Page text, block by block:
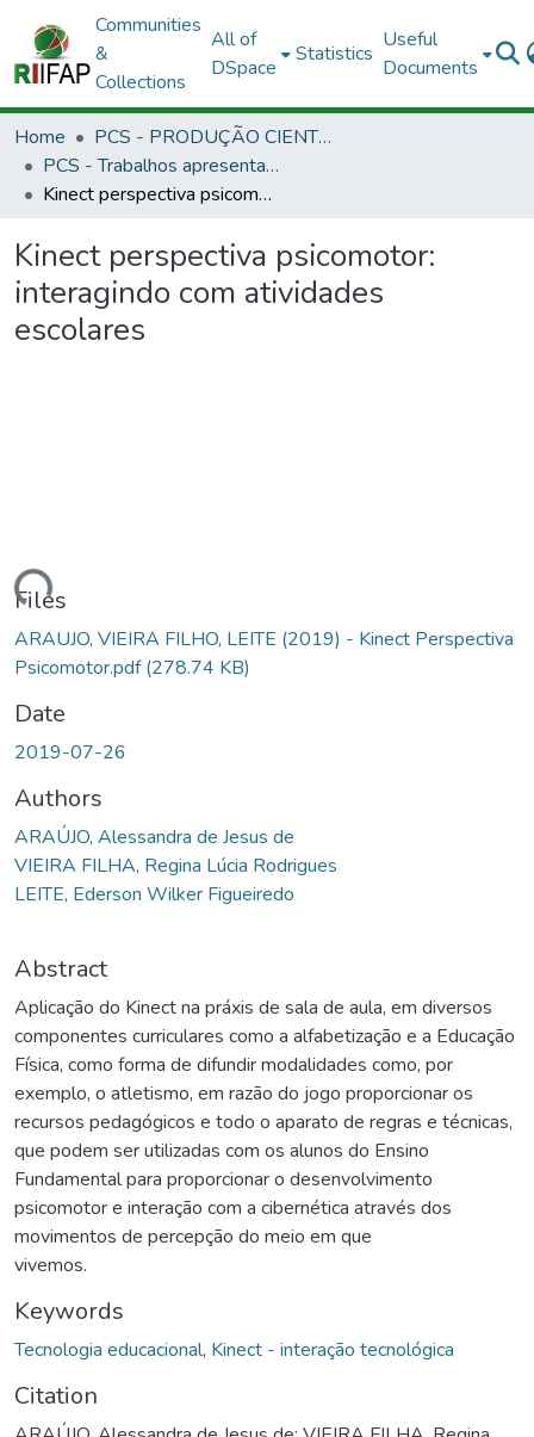
Communities
&
Collections
All of
DSpace
Statistics
Useful
Documents
Home
PCS - PRODUÇÃO CIENTÍFICA DOS SERVIDORES
PCS - Trabalhos apresentados em eventos
Kinect perspectiva psicomotor: interagindo com atividades escolares
Kinect perspectiva psicomotor:
interagindo com atividades
escolares
Files
ARAUJO, VIEIRA FILHO, LEITE (2019) - Kinect Perspectiva
Psicomotor.pdf(278.74 KB)
Date
2019-07-26
Authors
ARAÚJO, Alessandra de Jesus de
VIEIRA FILHA, Regina Lúcia Rodrigues
LEITE, Ederson Wilker Figueiredo
Abstract
Aplicação do Kinect na práxis de sala de aula, em diversos
componentes curriculares como a alfabetização e a Educação
Física, como forma de difundir modalidades como, por
exemplo, o atletismo, em razão do jogo proporcionar os
recursos pedagógicos e todo o aparato de regras e técnicas,
que podem ser utilizadas com os alunos do Ensino
Fundamental para proporcionar o desenvolvimento
psicomotor e interação com a cibernética através dos
movimentos de percepção do meio em que
vivemos.
Keywords
Tecnologia educacional, Kinect - interação tecnológica
Citation